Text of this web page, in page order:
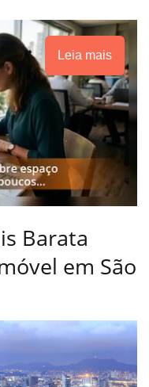
Leia mais
Barata
em São